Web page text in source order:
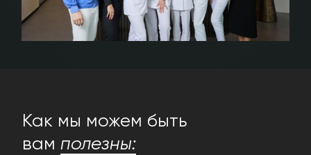
Как мы можем быть
вам полезны: